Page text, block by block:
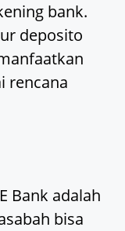
bank.
deposito
rencana
Bank adalah
bisa